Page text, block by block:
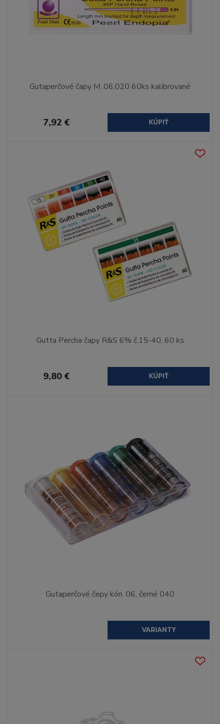
Gutaperčové čapy M .06,020 60ks kalibrované
7,92 € KÚPIŤ
Gutta Percha čapy R&S 6% č.15-40, 60 ks
9,80 € KÚPIŤ
Gutaperčové čepy kón. 06, černé 040
VARIANTY